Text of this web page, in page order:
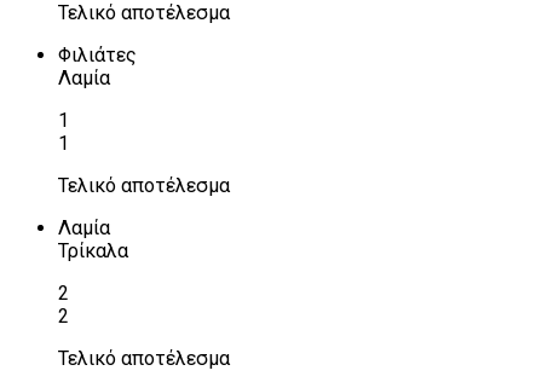
Τελικό αποτέλεσμα
Φιλιάτες
Λαμία
1
1
Τελικό αποτέλεσμα
Λαμία
Τρίκαλα
2
2
Τελικό αποτέλεσμα